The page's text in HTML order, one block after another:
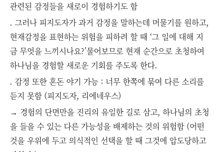
관련된 감정들을 새로이 경험하기도 함
. 그러나 피지도자가 과거 감정을 말하는데 머물기를 원하고,
현재감정을 표현하는 위험을 피하려 할 때 ‘그 일에 대해 지
금 무엇을 느끼시나요?’물어보므로 현재 순간으로 초청하여
하나님을 경험할 새로운 기회를 주도록 한다.
. 감정 또한 혼돈 야기 가능 : 너무 한쪽에 묶여 다른 소리를
듣지 못함 (피지도자, 리에네우스)
→ 경험의 단면만을 진리의 유일한 길로 삼고, 하나님의 초청
을 들을 수 있는 다른 가능성을 배제하는 것의 위험함 (어떤
것을 우위에 두고 의식적인 선택을 할 때 그것에 압도당하고